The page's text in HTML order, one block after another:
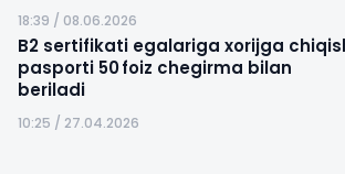
18:39 / 08.06.2026
B2 sertifikati egalariga xorijga
pasporti 50 foiz chegirma bilan
beriladi
10:25 / 27.04.2026